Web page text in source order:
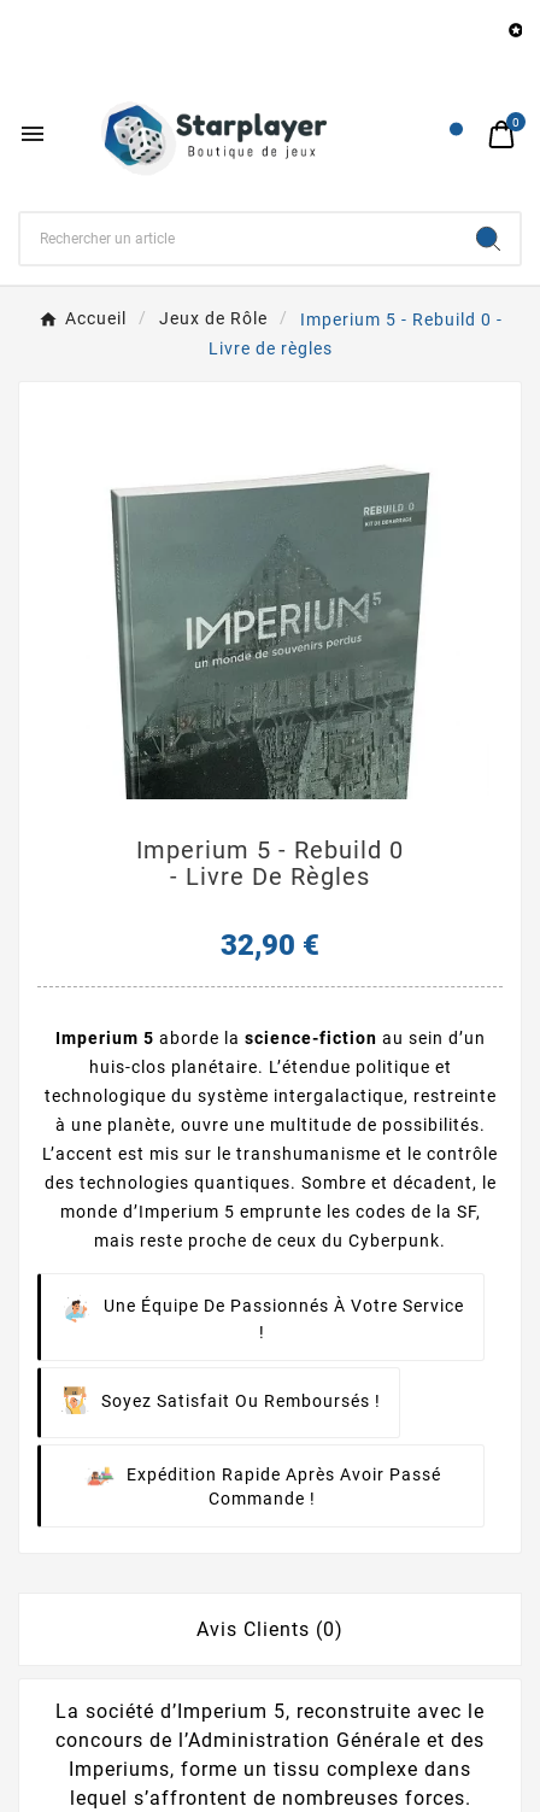

 0
Accueil Jeux de Rôle
Imperium 5 - Rebuild 0 -
Livre de règles
Imperium 5 - Rebuild 0
- Livre De Règles
32,90 €
Imperium 5 aborde la science-fiction au sein d’un
huis-clos planétaire. L’étendue politique et
technologique du système intergalactique, restreinte
à une planète, ouvre une multitude de possibilités.
L’accent est mis sur le transhumanisme et le contrôle
des technologies quantiques. Sombre et décadent, le
monde d’Imperium 5 emprunte les codes de la SF,
mais reste proche de ceux du Cyberpunk.
Une Équipe De Passionnés À Votre Service
!
Soyez Satisfait Ou Remboursés !
Expédition Rapide Après Avoir Passé
Commande !
Avis Clients (0)
La société d’Imperium 5, reconstruite avec le
concours de l’Administration Générale et des
Imperiums, forme un tissu complexe dans
lequel s’affrontent de nombreuses forces.